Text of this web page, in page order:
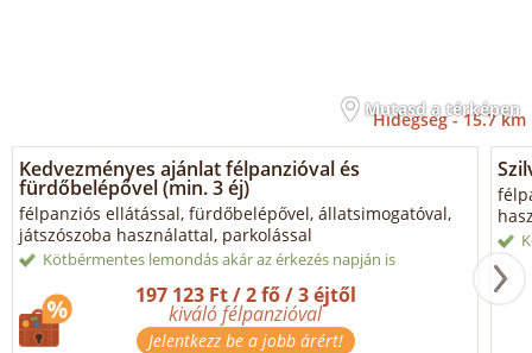
Mutasd a térképen
Hidegség -15.7 km
Kedvezményes ajánlat félpanzióval és
fürdőbelépővel (min. 3 éj)
félpanziós ellátással, fürdőbelépővel, állatsimogatóval,
játszószoba használattal, parkolással
Kötbérmentes lemondás akár az érkezés napján is
197 123 Ft / 2 fő / 3 éjtől
kiváló félpanzióval
Jelentkezz be a jobb árért!